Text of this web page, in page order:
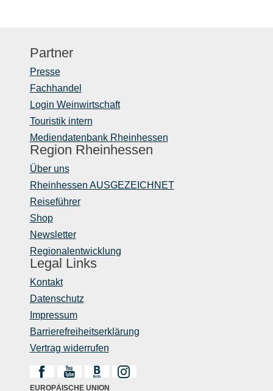
Partner
Presse
Fachhandel
Login Weinwirtschaft
Touristik intern
Mediendatenbank Rheinhessen
Region Rheinhessen
Über uns
Rheinhessen AUSGEZEICHNET
Reiseführer
Shop
Newsletter
Regionalentwicklung
Legal Links
Kontakt
Datenschutz
Impressum
Barrierefreiheitserklärung
Vertrag widerrufen
EUROPÄISCHE UNION